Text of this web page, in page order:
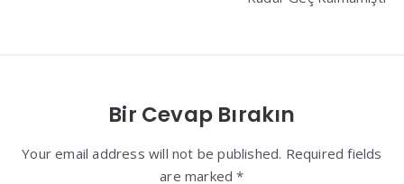
Bir Cevap Bırakın
Your email address will not be published. Required fields
are marked *